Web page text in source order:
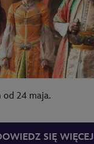
od 24 maja.
SIĘ WIĘCEJ